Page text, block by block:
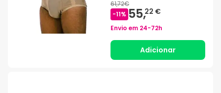
61,72€
-11% 55,22 €
Envio em 24-72h
Adicionar